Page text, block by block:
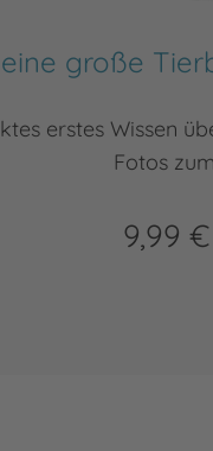
große
erstes Wissen
Fotos
9,99 €